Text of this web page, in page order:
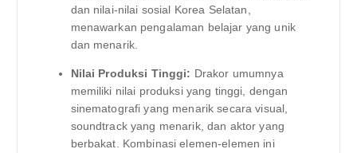
dan nilai-nilai sosial Korea Selatan,
menawarkan pengalaman belajar yang unik
dan menarik.
Nilai Produksi Tinggi: Drakor umumnya
memiliki nilai produksi yang tinggi, dengan
sinematografi yang menarik secara visual,
soundtrack yang menarik, dan aktor yang
berbakat. Kombinasi elemen-elemen ini